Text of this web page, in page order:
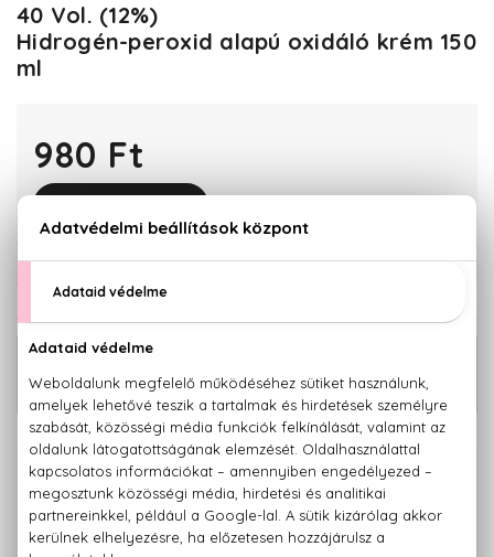
40 Vol. (12%)
Hidrogén-peroxid alapú oxidáló krém 150
ml
980 Ft
Törzsvásárlóknak csak:931 Ft
oxidáló krém 1000 ml
1.980 Ft
100% eredeti termékek,14 napos visszaküldési garanciával
Kérdésed van, elakadtál? Hívd ügyfélszolgálatunkat:+36 20
779 1926